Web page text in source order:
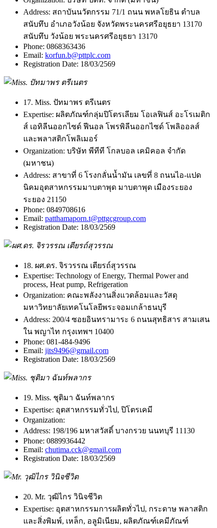
Address: สถาบันนวัตกรรม 71/1 ถนน พหลโยธิน ตำบล
สนับทึบ อำเภอวังน้อย จังหวัดพระนครศรีอยุธยา 13170
สนับทึบ วังน้อย พระนครศรีอยุธยา 13170
Phone: 0868363436
Email: korfun.b@pttplc.com
Registration Date: 18/03/2569
17. Miss. ปัทมาพร ตรีเนตร
Expertise: ผลิตภัณฑ์กลุ่มปิโตรเลียม โอเลฟินส์ อะโรเมติก
ส์ เอทิลีนออกไซด์ ฟีนอล โพรพิลีนออกไซด์ โพลิออลส์
และพลาสติกโพลิเมอร์
Organization: บริษัท พีทีที โกลบอล เคมิคอล จำกัด
(มหาชน)
Address: สาขาที่ 6 โรงกลั่นน้ำมัน เลขที่ 8 ถนนไอ-แปด
นิคมอุตสาหกรรมมาบตาพุด มาบตาพุด เมืองระยอง
ระยอง 21150
Phone: 0849708616
Email: patthamaporn.t@pttgcgroup.com
Registration Date: 18/03/2569
18. ผศ.ดร. จิรวรรณ เตียรถ์สุวรรณ
Expertise: Technology of Energy, Thermal Power and
process, Heat pump, Refrigeration
Organization: คณะพลังงานสิ่งแวดล้อมและวัสดุ
มหาวิทยาลัยเทคโนโลยีพระจอมเกล้าธนบุรี
Address: 200/4 ซอยอินทรามาระ 6 ถนนสุทธิสาร สามเสน
ใน พญาไท กรุงเทพฯ 10400
Phone: 081-484-9496
Email: jits9496@gmail.com
Registration Date: 18/03/2569
19. Miss. ชุติมา ฉันท์พลากร
Expertise: อุตสาหกรรมทั่วไป, ปิโตรเคมี
Organization:
Address: 198/196 มหาสวัสดิ์ บางกรวย นนทบุรี 11130
Phone: 0889936442
Email: chutima.cck@gmail.com
Registration Date: 18/03/2569
20. Mr. วุฒิไกร วินิจชีวิต
Expertise: อุตสาหกรรมการผลิตทั่วไป, กระดาษ พลาสติก
และสิ่งพิมพ์, เหล็ก, อลูมิเนียม, ผลิตภัณฑ์เคมีภัณฑ์